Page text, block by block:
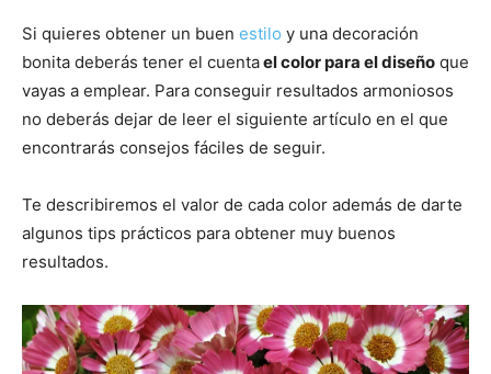
Si quieres obtener un buen estilo y una decoración
bonita deberás tener el cuentael color para el diseño que
vayas a emplear. Para conseguir resultados armoniosos
no deberás dejar de leer el siguiente artículo en el que
encontrarás consejos fáciles de seguir.
Te describiremos el valor de cada color además de darte
algunos tips prácticos para obtener muy buenos
resultados.